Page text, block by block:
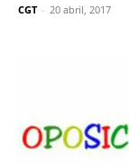
CGT - 20 abril, 2017